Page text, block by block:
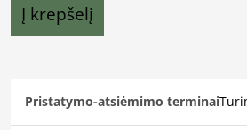
Į krepšelį
Pristatymo-atsiėmimo terminai